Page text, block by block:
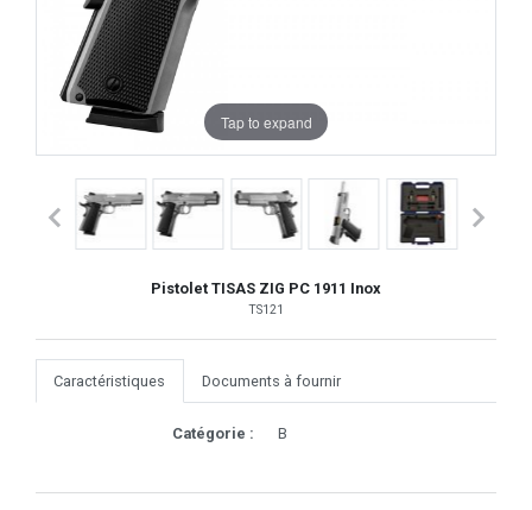
Tap to expand
Pistolet TISAS ZIG PC 1911 Inox
TS121
Caractéristiques Documents à fournir
Catégorie : B